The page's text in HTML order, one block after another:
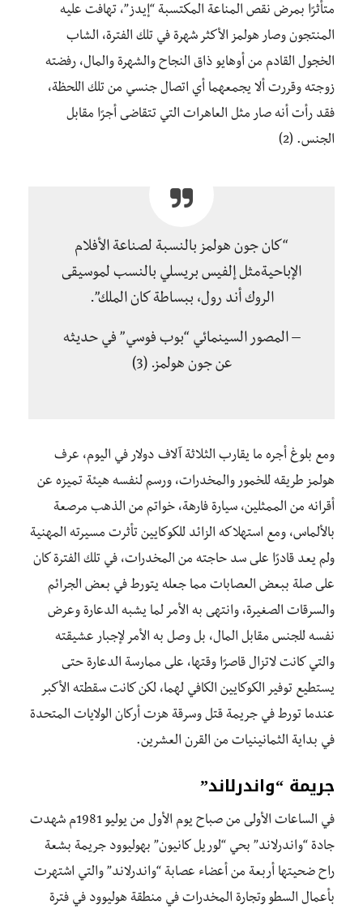
متأثرًا بمرض نقص المناعة المكتسبة “إيدز”، تهافت عليه
المنتجون وصار هولمز الأكثر شهرة في تلك الفترة، الشاب
الخجول القادم من أوهايو ذاق النجاح والشهرة والمال، رفضته
زوجته وقررت ألا يجمعهما أي اتصال جنسي من تلك اللحظة،
فقد رأت أنه صار مثل العاهرات التي تتقاضى أجرًا مقابل
الجنس. (2)
“كان جون هولمز بالنسبة لصناعة الأفلام
الإباحيةمثل إلفيس بريسلي بالنسب لموسيقى
الروك أند رول، ببساطة كان الملك”.
– المصور السينمائي “بوب فوسي” في حديثه
عن جون هولمز. (3)
ومع بلوغ أجره ما يقارب الثلاثة آلاف دولار في اليوم، عرف
هولمز طريقه للخمور والمخدرات، ورسم لنفسه هيئة تميزه عن
أقرانه من الممثلين، سيارة فارهة، خواتم من الذهب مرصعة
بالألماس، ومع استهلاكه الزائد للكوكايين تأثرت مسيرته المهنية
ولم يعد قادرًا على سد حاجته من المخدرات، في تلك الفترة كان
على صلة ببعض العصابات مما جعله يتورط في بعض الجرائم
والسرقات الصغيرة، وانتهى به الأمر لما يشبه الدعارة وعرض
نفسه للجنس مقابل المال، بل وصل به الأمر لإجبار عشيقته
والتي كانت لاتزال قاصرًا وقتها، على ممارسة الدعارة حتى
يستطيع توفير الكوكايين الكافي لهما، لكن كانت سقطته الأكبر
عندما تورط في جريمة قتل وسرقة هزت أركان الولايات المتحدة
في بداية الثمانينيات من القرن العشرين.
جريمة “واندرلاند”
في الساعات الأولى من صباح يوم الأول من يوليو 1981م شهدت
جادة “واندرلاند” بحي “لوريل كانيون” بهوليوود جريمة بشعة
راح ضحيتها أربعة من أعضاء عصابة “واندرلاند” والتي اشتهرت
بأعمال السطو وتجارة المخدرات في منطقة هوليوود في فترة